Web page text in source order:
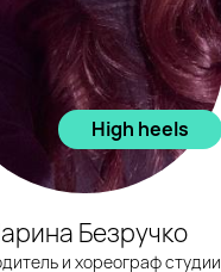
High heels
Безручко
и хореограф студии